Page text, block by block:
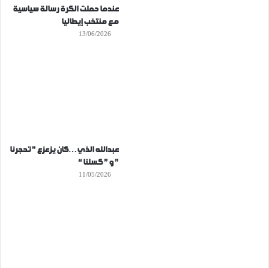
عندما حملت الكرة رسالة سياسية
مع منتخب إيطاليا
13/06/2026
عبدالله الذي…كان يزعزع ” تحجرنا
” و ” كسلنا “
11/05/2026